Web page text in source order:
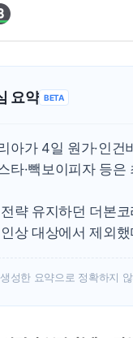
요약 BETA
아가 4일 원가·인
타·빽보이피자 등
략 유지하던 더본
상 대상에서 제외했
성한 요약으로 정확하지